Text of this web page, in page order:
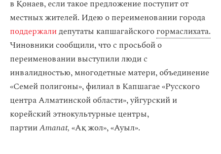
в Қонаев, если такое предложение поступит от
местных жителей. Идею о переименовании города
поддержалидепутаты капшагайскогогормаслихата.
Чиновники сообщили, что с просьбой о
переименовании выступили люди с
инвалидностью, многодетные матери, объединение
«Семей полигоны», филиал в Капшагае «Русского
центра Алматинской области», уйгурский и
корейский этнокультурные центры,
партииAmanat,«Ақ жол», «Ауыл».